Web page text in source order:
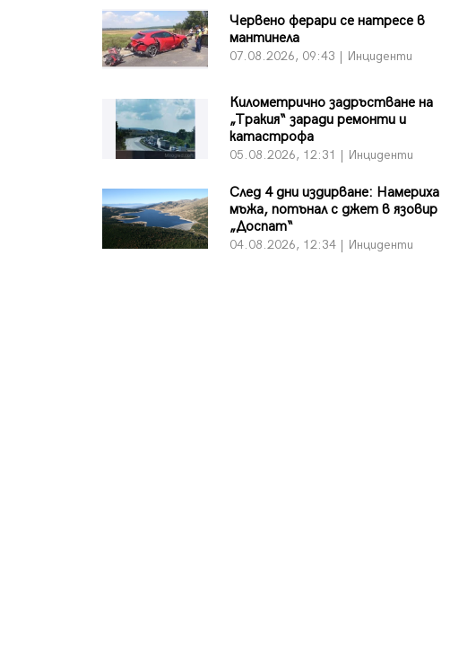
Червено ферари се натресе в
мантинела
07.08.2026, 09:43 | Инциденти
Километрично задръстване на
„Тракия“ заради ремонти и
катастрофа
05.08.2026, 12:31 | Инциденти
След 4 дни издирване: Намериха
мъжа, потънал с джет в язовир
„Доспат“
04.08.2026, 12:34 | Инциденти